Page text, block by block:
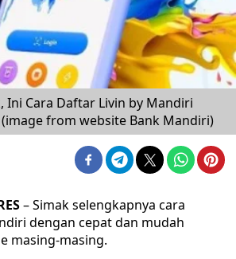
Ini Cara Daftar Livin by Mandiri
from website Bank Mandiri)
– Simak selengkapnya cara
dengan cepat dan mudah
masing-masing.